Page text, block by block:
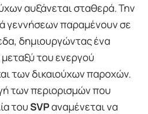
αυξάνεται σταθερά. Την
γεννήσεων παραμένουν σε
δημιουργώντας ένα
μεταξύ του ενεργού
των δικαιούχων παροχών.
των περιορισμών που
τουSVPαναμένεται να